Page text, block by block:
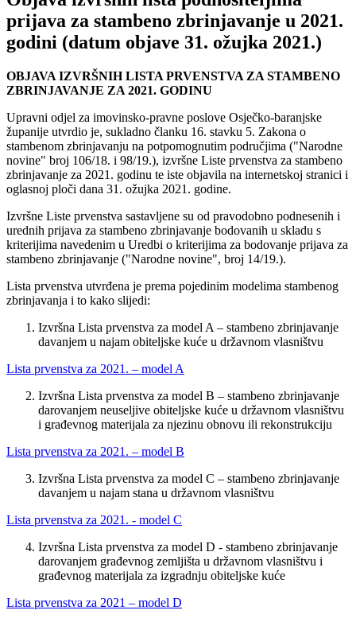
prijava za stambeno zbrinjavanje u 2021.
godini (datum objave 31. ožujka 2021.)
OBJAVA IZVRŠNIH LISTA PRVENSTVA ZA STAMBENO
ZBRINJAVANJE ZA 2021. GODINU
Upravni odjel za imovinsko-pravne poslove Osječko-baranjske
županije utvrdio je, sukladno članku 16. stavku 5. Zakona o
stambenom zbrinjavanju na potpomognutim područjima ("Narodne
novine" broj 106/18. i 98/19.), izvršne Liste prvenstva za stambeno
zbrinjavanje za 2021. godinu te iste objavila na internetskoj stranici i
oglasnoj ploči dana 31. ožujka 2021. godine.
Izvršne Liste prvenstva sastavljene su od pravodobno podnesenih i
urednih prijava za stambeno zbrinjavanje bodovanih u skladu s
kriterijima navedenim u Uredbi o kriterijima za bodovanje prijava za
stambeno zbrinjavanje ("Narodne novine", broj 14/19.).
Lista prvenstva utvrđena je prema pojedinim modelima stambenog
zbrinjavanja i to kako slijedi:
Izvršna Lista prvenstva za model A – stambeno zbrinjavanje
davanjem u najam obiteljske kuće u državnom vlasništvu
Lista prvenstva za 2021. – model A
Izvršna Lista prvenstva za model B – stambeno zbrinjavanje
darovanjem neuseljive obiteljske kuće u državnom vlasništvu
i građevnog materijala za njezinu obnovu ili rekonstrukciju
Lista prvenstva za 2021. – model B
Izvršna Lista prvenstva za model C – stambeno zbrinjavanje
davanjem u najam stana u državnom vlasništvu
Lista prvenstva za 2021. - model C
Izvršna Lista prvenstva za model D - stambeno zbrinjavanje
darovanjem građevnog zemljišta u državnom vlasništvu i
građevnog materijala za izgradnju obiteljske kuće
Lista prvenstva za 2021 – model D